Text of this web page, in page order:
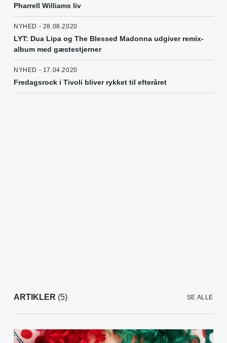
Pharrell Williams liv
NYHED - 28.08.2020
LYT: Dua Lipa og The Blessed Madonna udgiver remix-
album med gæstestjerner
NYHED - 17.04.2020
Fredagsrock i Tivoli bliver rykket til efteråret
ARTIKLER (5) SE ALLE